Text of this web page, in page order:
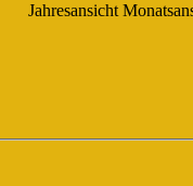
Jahresansicht